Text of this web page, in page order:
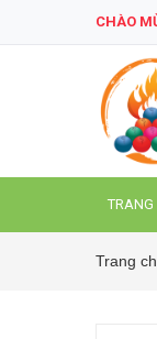
CHÀO
TRANG
Trang